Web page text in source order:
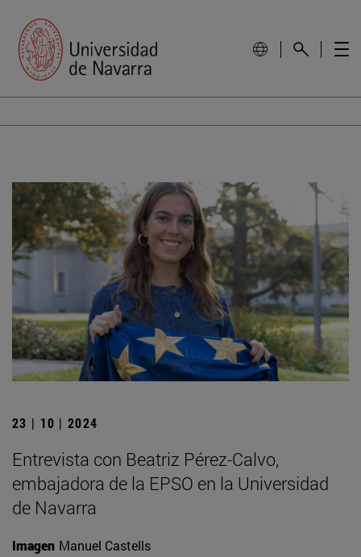
23 | 10 | 2024
Entrevista con Beatriz Pérez-Calvo,
embajadora de la EPSO en la Universidad
de Navarra
Imagen Manuel Castells